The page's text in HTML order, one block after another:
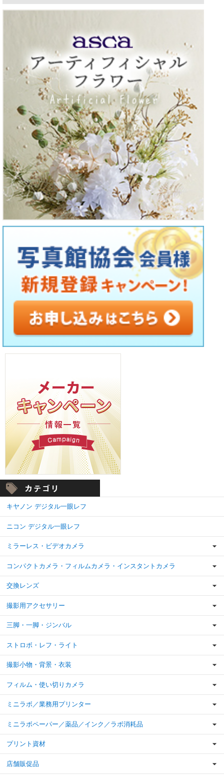
キヤノン デジタル一眼レフ
ニコン デジタル一眼レフ
ミラーレス・ビデオカメラ
コンパクトカメラ・フィルムカメラ・インスタントカメラ
交換レンズ
撮影用アクセサリー
三脚・一脚・ジンバル
ストロボ・レフ・ライト
撮影小物・背景・衣装
フィルム・使い切りカメラ
ミニラボ／業務用プリンター
ミニラボペーパー／薬品／インク／ラボ消耗品
プリント資材
店舗販促品